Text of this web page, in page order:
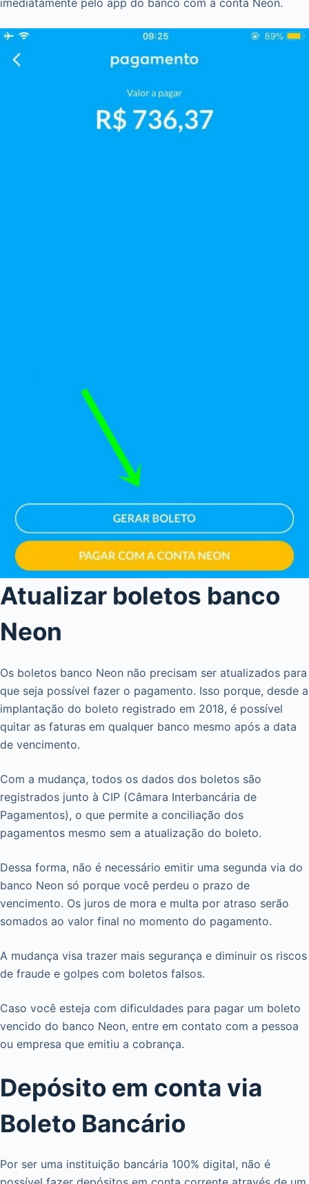
imediatamente pelo app do banco com a conta Neon.
Atualizar boletos banco
Neon
Os boletos banco Neon não precisam ser atualizados para
que seja possível fazer o pagamento. Isso porque, desde a
implantação do boleto registrado em 2018, é possível
quitar as faturas em qualquer banco mesmo após a data
de vencimento.
Com a mudança, todos os dados dos boletos são
registrados junto à CIP (Câmara Interbancária de
Pagamentos), o que permite a conciliação dos
pagamentos mesmo sem a atualização do boleto.
Dessa forma, não é necessário emitir uma segunda via do
banco Neon só porque você perdeu o prazo de
vencimento. Os juros de mora e multa por atraso serão
somados ao valor final no momento do pagamento.
A mudança visa trazer mais segurança e diminuir os riscos
de fraude e golpes com boletos falsos.
Caso você esteja com dificuldades para pagar um boleto
vencido do banco Neon, entre em contato com a pessoa
ou empresa que emitiu a cobrança.
Depósito em conta via
Boleto Bancário
Por ser uma instituição bancária 100% digital, não é